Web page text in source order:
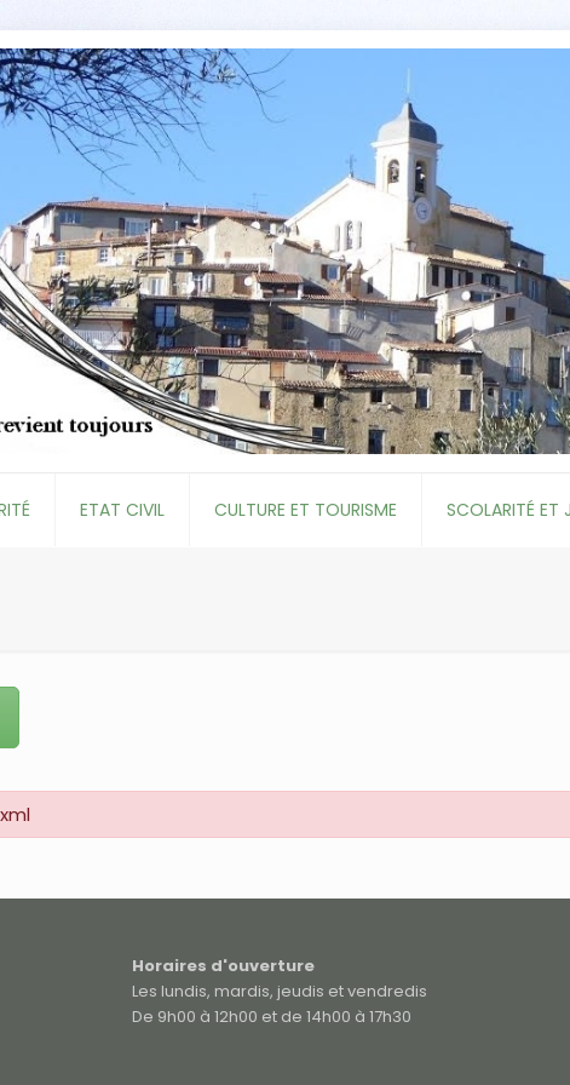
ETAT CIVIL CULTURE ET TOURISME SCOLARITÉ ET
Horaires d'ouverture
Les lundis, mardis, jeudis et vendredis
De 9h00 à 12h00 et de 14h00 à 17h30